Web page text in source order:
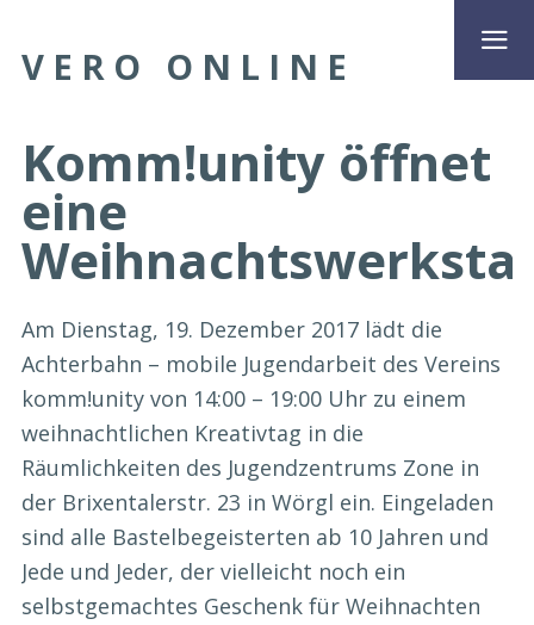
VERO ONLINE
Komm!unity öffnet
eine
Am Dienstag, 19. Dezember 2017 lädt die
Achterbahn – mobile Jugendarbeit des Vereins
komm!unity von 14:00 – 19:00 Uhr zu einem
weihnachtlichen Kreativtag in die
Räumlichkeiten des Jugendzentrums Zone in
der Brixentalerstr. 23 in Wörgl ein. Eingeladen
sind alle Bastelbegeisterten ab 10 Jahren und
Jede und Jeder, der vielleicht noch ein
selbstgemachtes Geschenk für Weihnachten